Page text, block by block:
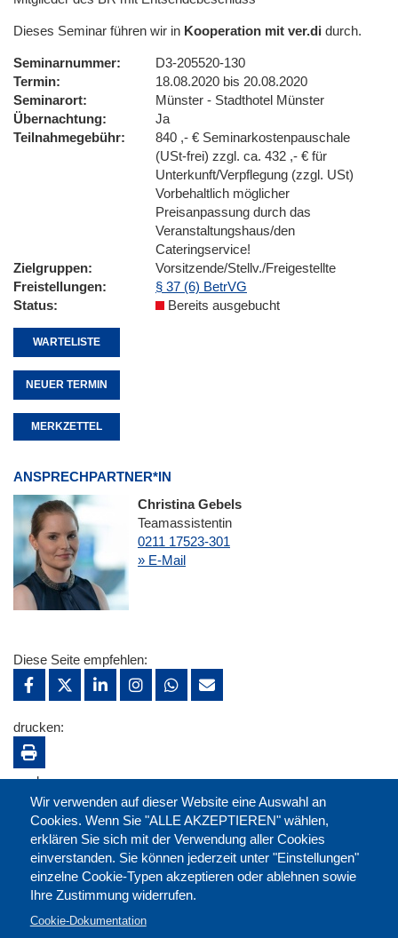
Dieses Seminar führen wir in Kooperation mit ver.di durch.
Seminarnummer
D3-205520-130
Termin
18.08.2020 bis 20.08.2020
Seminarort
Münster - Stadthotel Münster
Übernachtung
Ja
Teilnahmegebühr
840 ,- € Seminarkostenpauschale
(USt-frei) zzgl. ca. 432 ,- € für
Unterkunft/Verpflegung (zzgl. USt)
Vorbehaltlich möglicher
Preisanpassung durch das
Veranstaltungshaus/den
Cateringservice!
Zielgruppen
Vorsitzende/Stellv./Freigestellte
Freistellungen
§ 37 (6) BetrVG
Status
Bereits ausgebucht
WARTELISTE
NEUER TERMIN
MERKZETTEL
ANSPRECHPARTNER*IN
Christina Gebels
Teamassistentin
0211 17523-301
» E-Mail
Wir verwenden auf dieser Website eine Auswahl an
Cookies. Wenn Sie "ALLE AKZEPTIEREN" wählen,
erklären Sie sich mit der Verwendung aller Cookies
einverstanden. Sie können jederzeit unter "Einstellungen"
einzelne Cookie-Typen akzeptieren oder ablehnen sowie
Ihre Zustimmung widerrufen.
Cookie-Dokumentation
Diese Seite empfehlen:
drucken:
merken: